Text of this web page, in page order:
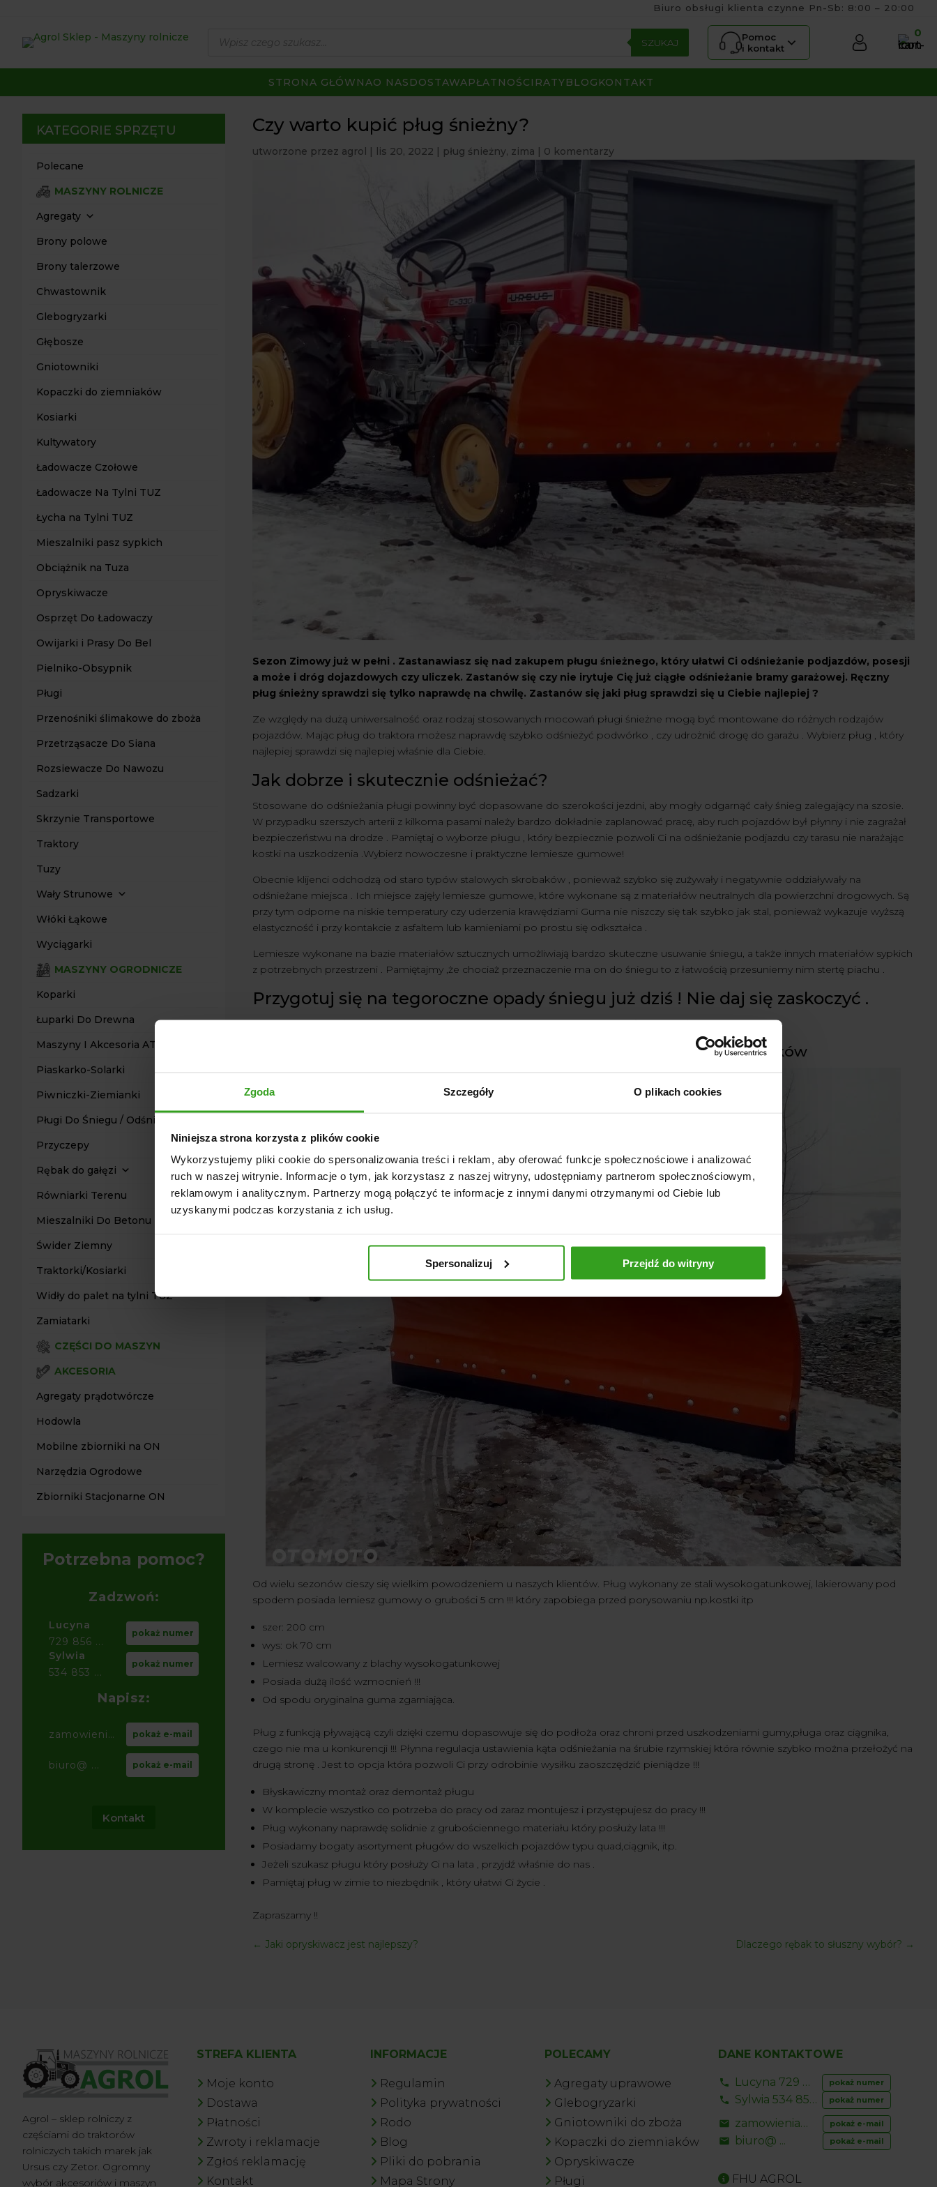
Zgoda Szczegóły O plikach cookies
Niniejsza strona korzysta z plików cookie
Wykorzystujemy pliki cookie do spersonalizowania treści i reklam, aby oferować funkcje społecznościowe i analizować
ruch w naszej witrynie. Informacje o tym, jak korzystasz z naszej witryny, udostępniamy partnerom społecznościowym,
reklamowym i analitycznym. Partnerzy mogą połączyć te informacje z innymi danymi otrzymanymi od Ciebie lub
uzyskanymi podczas korzystania z ich usług.
Spersonalizuj Przejdź do witryny
Biuro obsługi klienta czynne Pn-Sb: 8:00 – 20:00
produktów SZUKAJ
Pomoc
i kontakt
0
STRONA GŁÓWNAO NAS DOSTAWAPŁATNOŚCI RATYBLOG KONTAKT
KATEGORIE SPRZĘTU
Polecane
MASZYNY ROLNICZE
Agregaty
Brony polowe
Brony talerzowe
Chwastownik
Glebogryzarki
Głębosze
Gniotowniki
Kopaczki do ziemniaków
Kosiarki
Kultywatory
Ładowacze Czołowe
Ładowacze Na Tylni TUZ
Łycha na Tylni TUZ
Mieszalniki pasz sypkich
Obciążnik na Tuza
Opryskiwacze
Osprzęt Do Ładowaczy
Owijarki i Prasy Do Bel
Pielniko-Obsypnik
Pługi
Przenośniki ślimakowe do zboża
Przetrząsacze Do Siana
Rozsiewacze Do Nawozu
Sadzarki
Skrzynie Transportowe
Traktory
Tuzy
Wały Strunowe
Włóki Łąkowe
Wyciągarki
MASZYNY OGRODNICZE
Koparki
Łuparki Do Drewna
Maszyny I Akcesoria ATV Quad
Piaskarko-Solarki
Piwniczki-Ziemianki
Pługi Do Śniegu / Odśnieżarki
Przyczepy
Rębak do gałęzi
Równiarki Terenu
Mieszalniki Do Betonu
Świder Ziemny
Traktorki/Kosiarki
Widły do palet na tylni TUZ
Zamiatarki
CZĘŚCI DO MASZYN
AKCESORIA
Agregaty prądotwórcze
Hodowla
Mobilne zbiorniki na ON
Narzędzia Ogrodowe
Zbiorniki Stacjonarne ON
Potrzebna pomoc?
Zadzwoń:
Lucyna
729 856 ...
pokaż numer
Sylwia
534 853 ...
pokaż numer
Napisz:
zamowienia@ ... pokaż e-mail
biuro@ ... pokaż e-mail
Kontakt
Czy warto kupić pług śnieżny?
utworzone przez agrol | lis 20, 2022 | pług śnieżny, zima | 0 komentarzy
Sezon Zimowy już w pełni . Zastanawiasz się nad zakupem pługu śnieżnego, który ułatwi Ci odśnieżanie podjazdów, posesji
a może i dróg dojazdowych czy uliczek. Zastanów się czy nie irytuje Cię już ciągłe odśnieżanie bramy garażowej. Ręczny
pług śnieżny sprawdzi się tylko naprawdę na chwilę. Zastanów się jaki pług sprawdzi się u Ciebie najlepiej ?
Ze względy na dużą uniwersalność oraz rodzaj stosowanych mocowań pługi śnieżne mogą być montowane do różnych rodzajów
pojazdów. Mając pług do traktora możesz naprawdę szybko odśnieżyć podwórko , czy udrożnić drogę do garażu . Wybierz pług , który
najlepiej sprawdzi się najlepiej właśnie dla Ciebie.
Jak dobrze i skutecznie odśnieżać?
Stosowane do odśnieżania pługi powinny być dopasowane do szerokości jezdni, aby mogły odgarnąć cały śnieg zalegający na szosie.
W przypadku szerszych arterii z kilkoma pasami należy bardzo dokładnie zaplanować pracę, aby ruch pojazdów był płynny i nie zagrażał
bezpieczeństwu na drodze . Pamiętaj o wyborze pługu , który bezpiecznie pozwoli Ci na odśnieżanie podjazdu czy tarasu nie narażając
kostki na uszkodzenia .Wybierz nowoczesne i praktyczne lemiesze gumowe!
Obecnie klijenci odchodzą od staro typów stalowych skrobaków , ponieważ szybko się zużywały i negatywnie oddziaływały na
odśnieżane miejsca . Ich miejsce zajęły lemiesze gumowe, które wykonane są z materiałów neutralnych dla powierzchni drogowych. Są
przy tym odporne na niskie temperatury czy uderzenia krawędziami Guma nie niszczy się tak szybko jak stal, ponieważ wykazuje wyższą
elastyczność i przy kontakcie z asfaltem lub kamieniami po prostu się odkształca .
Lemiesze wykonane na bazie materiałów sztucznych umożliwiają bardzo skuteczne usuwanie śniegu, a także innych materiałów sypkich
z potrzebnych przestrzeni . Pamiętajmy ,że chociaż przeznaczenie ma on do śniegu to z łatwością przesuniemy nim stertę piachu .
Przygotuj się na tegoroczne opady śniegu już dziś ! Nie daj się zaskoczyć .
Mamy dla Ciebie pługi Firm godnych zaufania , Cieszących się wieloletnią współpracą i doświadczeniem .
Pług śnieżny firmy Stal-met przystosowany do wielu rodzajów ciągników
Od wielu sezonów cieszy się wielkim powodzeniem u naszych klientów. Pług wykonany ze stali wysokogatunkowej, lakierowany pod
spodem posiada lemiesz gumowy o grubości 5 cm !!! który zapobiega przed porysowaniu np.kostki itp
szer: 200 cm
wys: ok 70 cm
Lemiesz walcowany z blachy wysokogatunkowej
Posiada dużą ilość wzmocnień !!!
Od spodu oryginalna guma zgarniająca.
Pług z funkcją pływającą czyli dzięki czemu dopasowuje się do podłoża oraz chroni przed uszkodzeniami gumy,pługa oraz ciągnika,
czego nie ma u konkurencji !!! Płynna regulacja ustawienia kąta odśnieżania na śrubie rzymskiej która równie szybko można przełożyć na
drugą stronę . Jest to opcja która pozwoli Ci przy odrobinie wysiłku zaoszczędzić pieniądze !!!
Błyskawiczny montaż oraz demontaż pługu
W komplecie wszystko co potrzeba do pracy od zaraz montujesz i przystępujesz do pracy !!!
Pług wykonany naprawdę solidnie z grubościennego materiału który posłuży lata !!!
Posiadamy bogaty asortyment pługów do wszelkich pojazdów typu quad,ciągnik, itp.
Jeżeli szukasz pługu który posłuży Ci na lata , przyjdź właśnie do nas .
Pamiętaj pług w zimie to niezbędnik , który ułatwi Ci życie .
Zapraszamy !!
← Jaki opryskiwacz jest najlepszy? Dlaczego rębak to słuszny wybór? →
Agrol – sklep rolniczy z
częściami do traktorów
rolniczych takich marek jak
Ursus czy Zetor. Ogromny
wybór akcesoriów i maszyn
STREFA KLIENTA
Moje konto
Dostawa
Płatności
Zwroty i reklamacje
Zgłoś reklamację
Kontakt
INFORMACJE
Regulamin
Polityka prywatności
Rodo
Blog
Pliki do pobrania
Mapa Strony
POLECAMY
Agregaty uprawowe
Glebogryzarki
Gniotowniki do zboża
Kopaczki do ziemniaków
Opryskiwacze
Pługi
DANE KONTAKTOWE
Lucyna 729 856 ... pokaż numer
Sylwia 534 853 ... pokaż numer
zamowienia@ ... pokaż e-mail
biuro@ ... pokaż e-mail
FHU AGROL